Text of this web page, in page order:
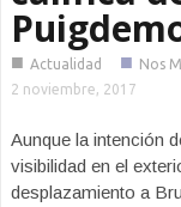
■ Actualidad ■ Nos
2 noviembre, 2017
Aunque la intención
visibilidad en el
desplazamiento a